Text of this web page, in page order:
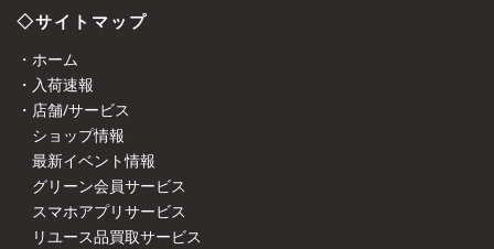
◇サイトマップ
・ホーム
・入荷速報
・店舗/サービス
ショップ情報
最新イベント情報
グリーン会員サービス
スマホアプリサービス
リユース品買取サービス